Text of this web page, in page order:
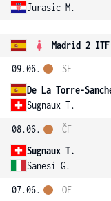
Jurasic M.
Madrid 2 ITF
09.06.
De La Torre-
Sugnaux T.
SF
08.06.
Sugnaux T.
Sanesi G.
ČF
07.06.
OF